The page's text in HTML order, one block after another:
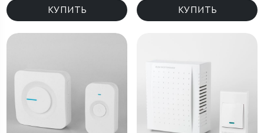
КУПИТЬ КУПИТЬ